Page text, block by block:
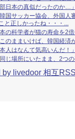
日本の真似だったのか…
国サッカー協会、外国人
と正しかったね・・・...
の科学者が猫の寿命を2
のままいけば、韓国経済
人はなんて気高いんだ！
同じ場所にいたまま、2つ
by livedoor 相互